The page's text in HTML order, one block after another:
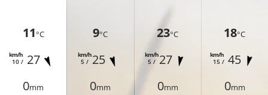
11°C
10 /
km/h 27
0mm
9°C
5 /
km/h25
0mm
23°C
5 /
km/h27
0mm
18°C
15 /
km/h 45
0mm